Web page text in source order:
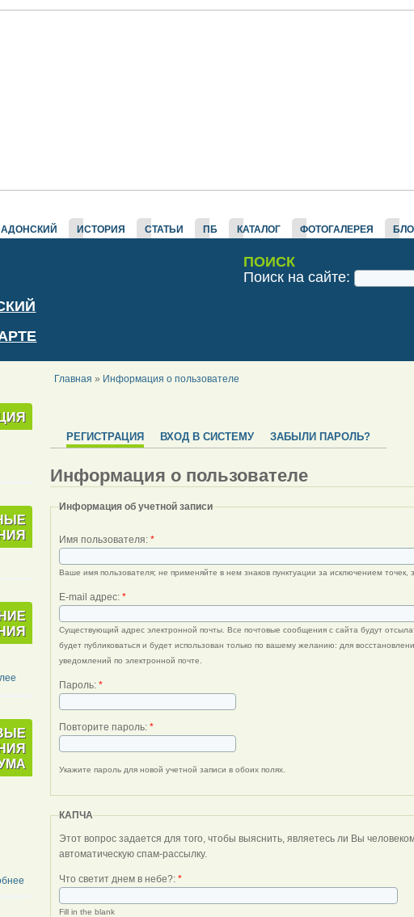
ИСТОРИЯ СТАТЬИ ПБ КАТАЛОГ ФОТОГАЛЕРЕЯ
ПОИСК
Поиск на сайте:
Главная » Информация о пользователе
РЕГИСТРАЦИЯ ВХОД В СИСТЕМУ ЗАБЫЛИ ПАРОЛЬ?
Информация о пользователе
Информация об учетной записи
Имя пользователя: *
Ваше имя пользователя; не применяйте в нем знаков пунктуации за исключением точек,
E-mail адрес: *
Существующий адрес электронной почты. Все почтовые сообщения с сайта будут
будет публиковаться и будет использован только по вашему желанию: для
уведомлений по электронной почте.
Пароль: *
Повторите пароль: *
Укажите пароль для новой учетной записи в обоих полях.
КАПЧА
Этот вопрос задается для того, чтобы выяснить, являетесь ли Вы человеком или представляете из себя
автоматическую спам-рассылку.
Что светит днем в небе?: *
Fill in the blank